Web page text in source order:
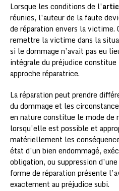
Lorsque les conditions de l’
réunies, l’auteur de la faute
de réparation envers la
remettre la victime dans la
si le dommage n’avait pas eu
intégrale du préjudice
approche réparatrice.
La réparation peut prendre
du dommage et les
en nature constitue le mode de
lorsqu’elle est possible et
matériellement les
état d’un bien endommagé,
obligation, ou suppression
forme de réparation présente
exactement au préjudice subi.